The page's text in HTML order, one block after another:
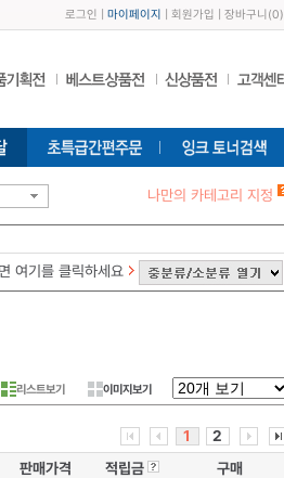
로그인 마이페이지 회원가입 장바구니 (0)
나만의 카테고리 지정
여기를 클릭하세요
리스트보기 이미지보기
1
2
판매가격 적립금 구매